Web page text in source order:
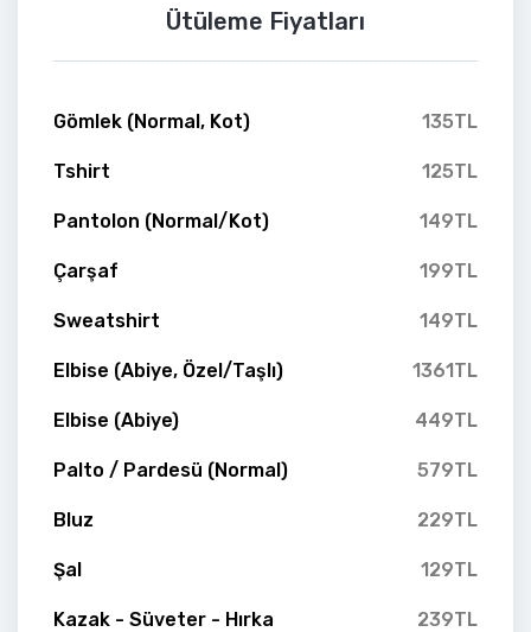
Ütüleme Fiyatları
Gömlek (Normal, Kot) 135TL
Tshirt 125TL
Pantolon (Normal/Kot) 149TL
Çarşaf 199TL
Sweatshirt 149TL
Elbise (Abiye, Özel/Taşlı) 1361TL
Elbise (Abiye) 449TL
Palto / Pardesü (Normal) 579TL
Bluz 229TL
Şal 129TL
Kazak - Süveter - Hırka 239TL